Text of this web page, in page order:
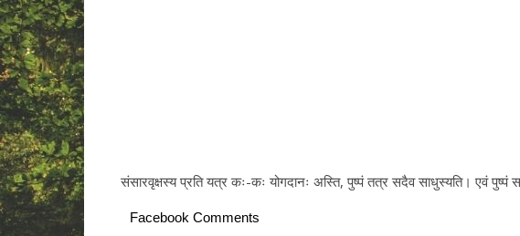
संसारवृक्षस्य प्रति यत्र कः-कः योगदानः अस्ति, पुष्पं तत्र सदैव साधुस्यति। एवं
Facebook Comments